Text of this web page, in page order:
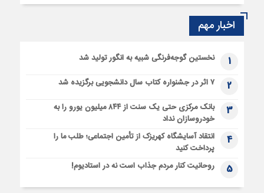
اخبار مهم
1 نخستین گوجه‌فرنگی شبیه به انگور تولید شد
2 ۷ اثر در جشنواره کتاب سال دانشجویی برگزیده شد
3
بانک مرکزی حتی یک سنت از ۸۴۴ میلیون یورو را به
خودروسازان نداد
4
انتقاد آسایشگاه کهریزک از تأمین اجتماعی؛ طلب ما را
پرداخت کنید
5 روحانیت کنار مردم جذاب است نه در استادیوم!